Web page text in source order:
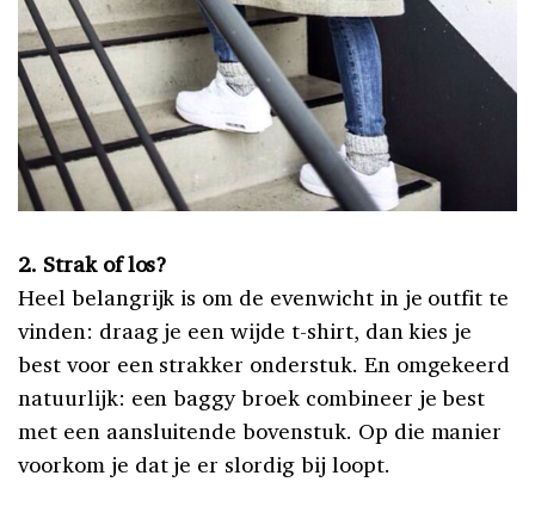
2. Strak of los?
Heel belangrijk is om de evenwicht in je outfit te
vinden: draag je een wijde t-shirt, dan kies je
best voor een strakker onderstuk. En omgekeerd
natuurlijk: een baggy broek combineer je best
met een aansluitende bovenstuk. Op die manier
voorkom je dat je er slordig bij loopt.